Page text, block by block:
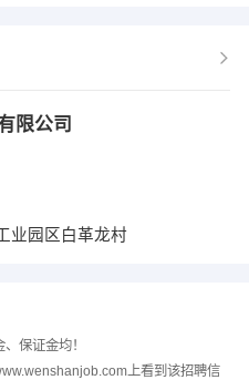
限公司
业园区白革龙村
保证金均！
上看到该招聘信